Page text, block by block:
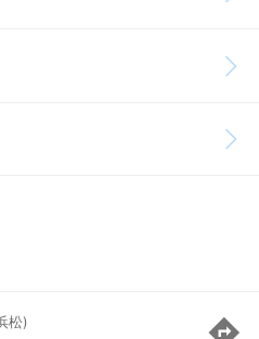
松)